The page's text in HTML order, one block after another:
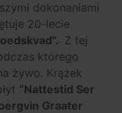
dokonaniami
20-lecie
Z tej
którego
żywo. Krążek
“Nattestid Ser
Graater